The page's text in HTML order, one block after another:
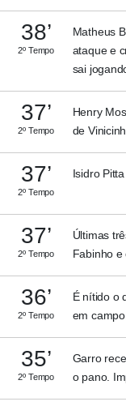
38’
2º Tempo
Matheus
ataque e
sai
37’
2º Tempo
Henry
de
37’
2º Tempo
Isidro
37’
2º Tempo
Últimas
Fabinho e
36’
2º Tempo
É nítido o
em
35’
2º Tempo
Garro
o pano.